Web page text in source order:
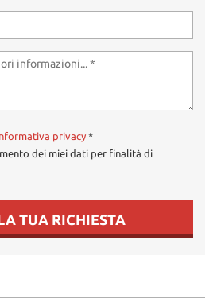
privacy *
dei miei dati per finalità di
TUA RICHIESTA
dell'esperienza utente